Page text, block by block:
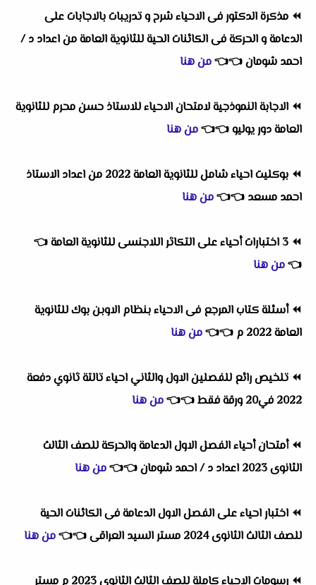
⏪ مذكرة الدكتور فى الاحياء شرح و تدريبات بالاجابات على
الدعامة و الحركة فى الكائنات الحية للثانوية العامة من اعداد د /
احمد شومان👈
👈من هنا
⏪ الاجابة النموذجية لامتحان الاحياء للاستاذ حسن محرم للثانوية
العامة دور يوليو👈
👈من هنا
⏪
بوكليت احياء شامل للثانوية العامة 2022 من اعداد الاستاذ
احمد مسعد 👈
👈من هنا
⏪ 3 اختبارات أحياء على التكاثر اللاجنسى للثانوية العامة
👈
👈من هنا
⏪أسئلة كتاب المرجع فى الاحياء بنظام الاوبن بوك للثانوية
العامة 2022 م
👈
👈من هنا
⏪ تلخيص رائع للفصلين الاول والثاني احياء تالتة ثانوي دفعة
2022 في20 ورقة فقط
👈
👈من هنا
⏪ أمتحان أحياء الفصل الاول الدعامة والحركة للصف الثالث
الثانوى 2023 اعداد د / احمد شومان
👈
👈من هنا
⏪ اختبار احياء على الفصل الاول الدعامة فى الكائنات الحية
للصف الثالث الثانوى 2024 مستر السيد العراقى
👈
👈من هنا